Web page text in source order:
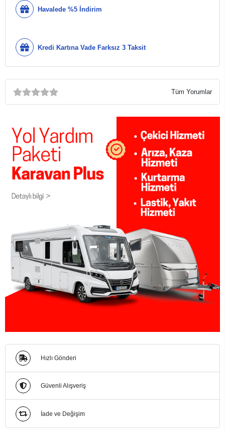
Havalede %5 İndirim
Kredi Kartına Vade Farksız 3 Taksit
Tüm Yorumlar
Hızlı Gönderi
Güvenli Alışveriş
İade ve Değişim